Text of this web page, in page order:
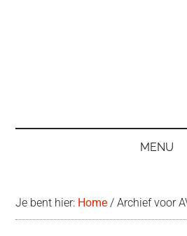
MENU
Je bent hier: Home / Archief voor